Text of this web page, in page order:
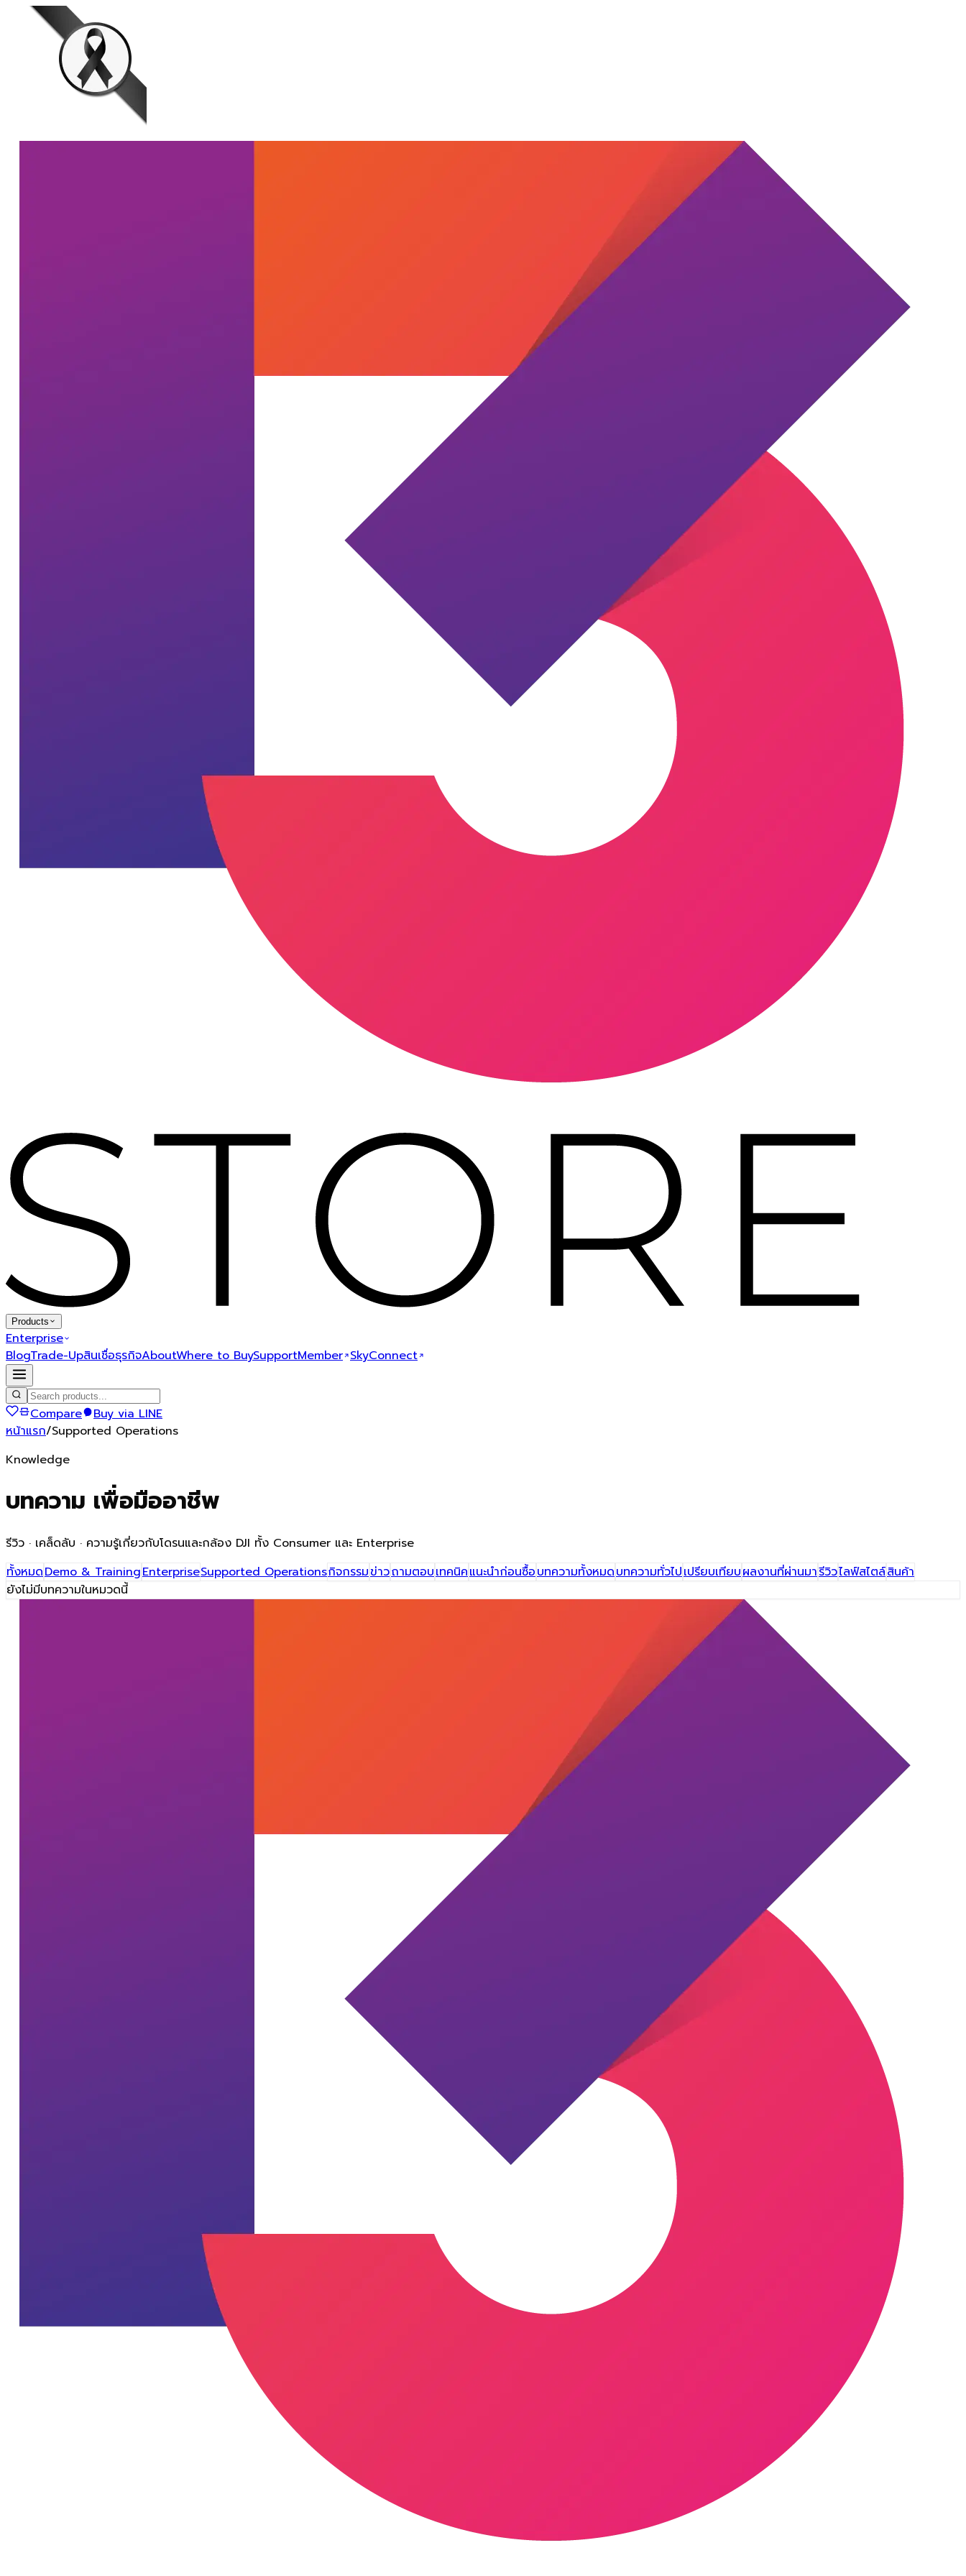
Products
Enterprise
BlogTrade-Upสินเชื่อธุรกิจAboutWhere to BuySupportMember SkyConnect
Compare
Buy via LINE
หน้าแรก/Supported Operations
Knowledge
บทความ เพื่อมืออาชีพ
รีวิว · เคล็ดลับ · ความรู้เกี่ยวกับโดรนและกล้อง DJI ทั้ง Consumer และ Enterprise
ทั้งหมดDemo & TrainingEnterpriseSupported Operationsกิจกรรมข่าวถามตอบเทคนิคแนะนำก่อนซื้อบทความทั้งหมดบทความทั่วไปเปรียบเทียบผลงานที่ผ่านมา​รีวิวไลฟ์สไตล์สินค้า
ยังไม่มีบทความในหมวดนี้